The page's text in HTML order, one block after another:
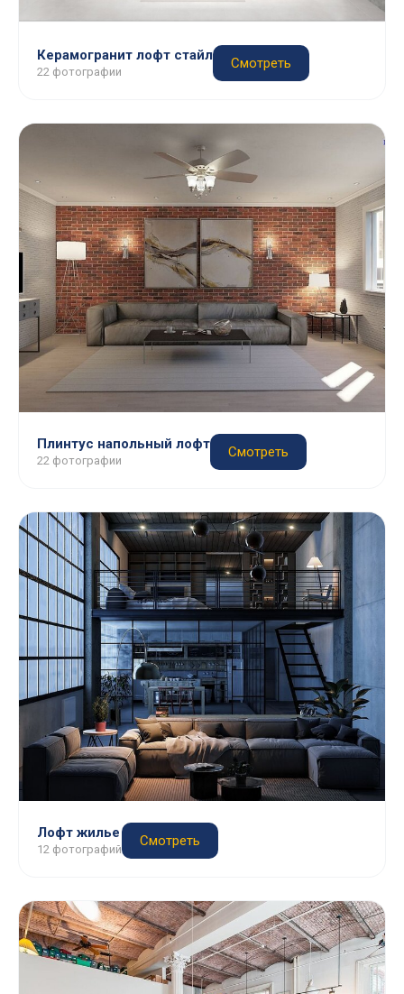
Керамогранит лофт стайл
22 фотографии
Смотреть
Плинтус напольный лофт
22 фотографии
Смотреть
Лофт жилье
12 фотографий
Смотреть